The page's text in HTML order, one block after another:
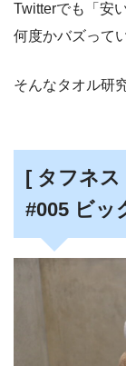
Twitterでも「安
何度かバズって
そんなタオル研
[ タフネス
#005 ビッ